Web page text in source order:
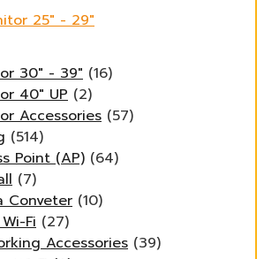
25" - 29"
30" - 39" (16)
40" UP (2)
Accessories (57)
(514)
Point (AP) (64)
(7)
Conveter (10)
Fi (27)
Accessories (39)